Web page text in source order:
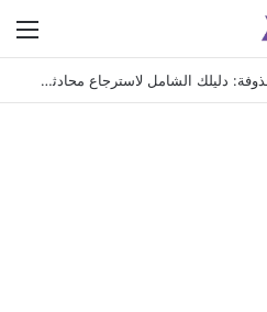
استعادة رسائل واتساب المحذوفة: دليلك الشامل لاسترجاع محادثاتك الهامة